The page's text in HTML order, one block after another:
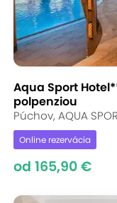
Aqua Sport
polpenziou
Púchov, AQUA
Online rezervácia
od 165,90 €